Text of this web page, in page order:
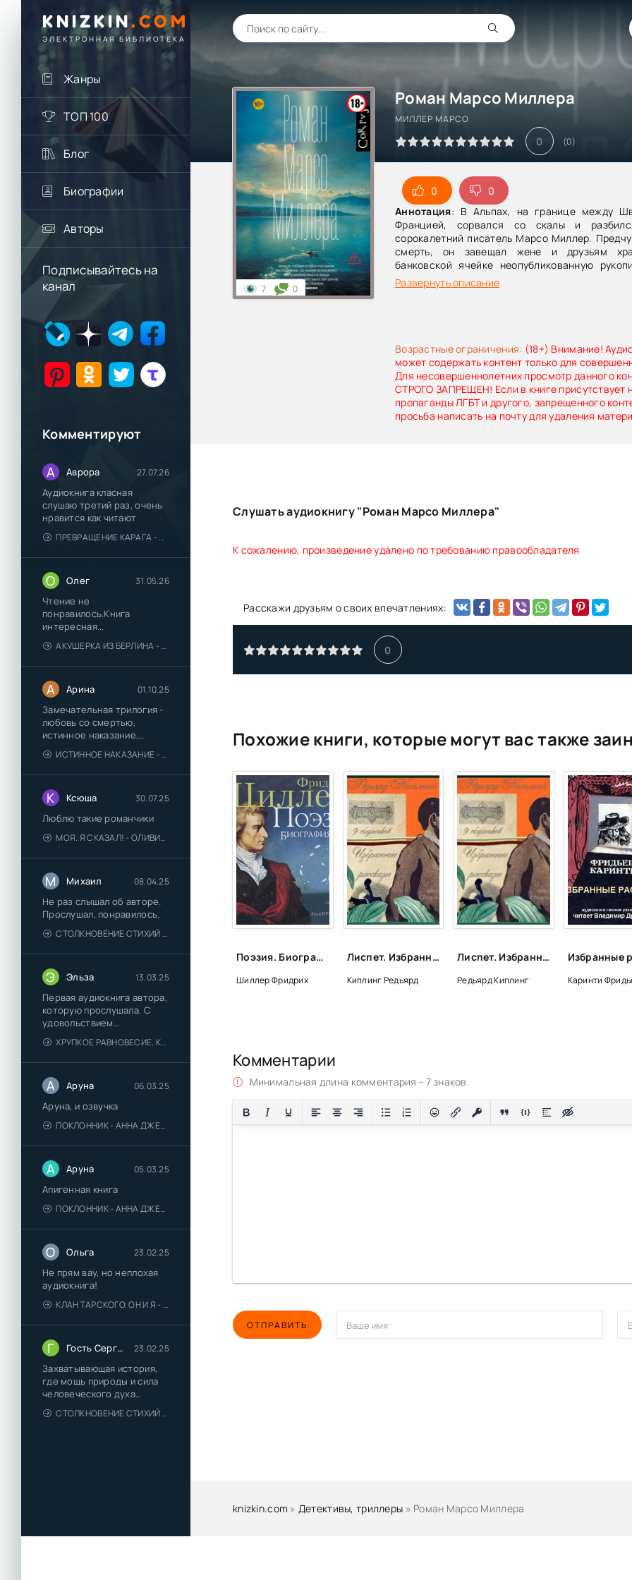
KNIZKIN. COM
ЭЛЕКТРОННАЯ БИБЛИОТЕКА
Жанры
ТОП 100
Блог
Биографии
Авторы
Подписывайтесь на
канал
Комментируют
А Аврора 27.07.26
Аудиокнига класная
слушаю третий раз, очень
нравится как читают
ПРЕВРАЩЕНИЕ КАРАГА - КАТЯ БРАНДИС
О Олег 31.05.26
Чтение не
понравилось.Книга
интересная...
АКУШЕРКА ИЗ БЕРЛИНА - АННА СТЮАРТ
А Арина 01.10.25
Замечательная трилогия -
любовь со смертью,
истинное наказание,
любимая для монстра -
понравились
ИСТИННОЕ НАКАЗАНИЕ - ОЛЬГА ГУСЕЙНОВА
К Ксюша 30.07.25
Люблю такие романчики
МОЯ. Я СКАЗАЛ! - ОЛИВИЯ ЛЕЙК
М Михаил 08.04.25
Не раз слышал об авторе.
Прослушал, понравилось.
СТОЛКНОВЕНИЕ СТИХИЙ - ВАЛЕРИЙ ГУМИНСКИЙ
Э Эльза 13.03.25
Первая аудиокнига автора,
которую прослушала. С
удовольствием
познакомлюсь и с другими.
ХРУПКОЕ РАВНОВЕСИЕ. КНИГА 1 - АНА ШЕРРИ
А Аруна 06.03.25
Аруна, и озвучка
ПОКЛОННИК - АННА ДЖЕЙН
А Аруна 05.03.25
Апигенная книга
ПОКЛОННИК - АННА ДЖЕЙН
О Ольга 23.02.25
Не прям вау, но неплохая
аудиокнига!
КЛАН ТАРСКОГО. ОН И Я - ЕЛЕНА ТОДОРОВА (1)
Г Гость Сергей 23.02.25
Захватывающая история,
где мощь природы и сила
человеческого духа
сплетаются в напряжённый
и
СТОЛКНОВЕНИЕ СТИХИЙ - ВАЛЕРИЙ ГУМИНСКИЙ
Роман Марсо Миллера
МИЛЛЕР МАРСО
0 (0)
0
0
Аннотация: В Альпах, на границе между
Францией, сорвался со скалы и
сорокалетний писатель Марсо Миллер.
смерть, он завещал жене и друзьям
банковской ячейке неопубликованную
должна пролить свет на и главную драму
причину его гибели. Однако рукопись
выстроенный детектив, роман в романе. Имя
автора окружено тайной. Раскрыть его
никому не удалось. Во Франции книга за
тиражом 10 000 экземпляров.
планирует ее экранизацию. Права на перевод
десять стран.
Развернуть описание
Возрастные ограничения: (18+) Внимание!
может содержать контент только для
Для несовершеннолетних просмотр данного
СТРОГО ЗАПРЕЩЕН! Если в книге присутствует
пропаганды ЛГБТ и другого, запрещенного
просьба написать на почту для удаления
7 0
Слушать аудиокнигу "Роман Марсо Миллера"
К сожалению, произведение удалено по требованию правообладателя
Расскажи друзьям о своих впечатлениях:
0
Похожие книги, которые могут вас также
Поэзия. Биография - Фридрих Шиллер
Шиллер Фридрих
Лиспет. Избранные рассказы из 9 сборников - Редьярд Киплинг
Киплинг Редьярд
Лиспет. Избранные рассказы - Редьярд Киплинг
Редьярд Киплинг Каринти
Комментарии
Минимальная длина комментария - 7 знаков.
ОТПРАВИТЬ
knizkin.com » Детективы, триллеры » Роман Марсо Миллера